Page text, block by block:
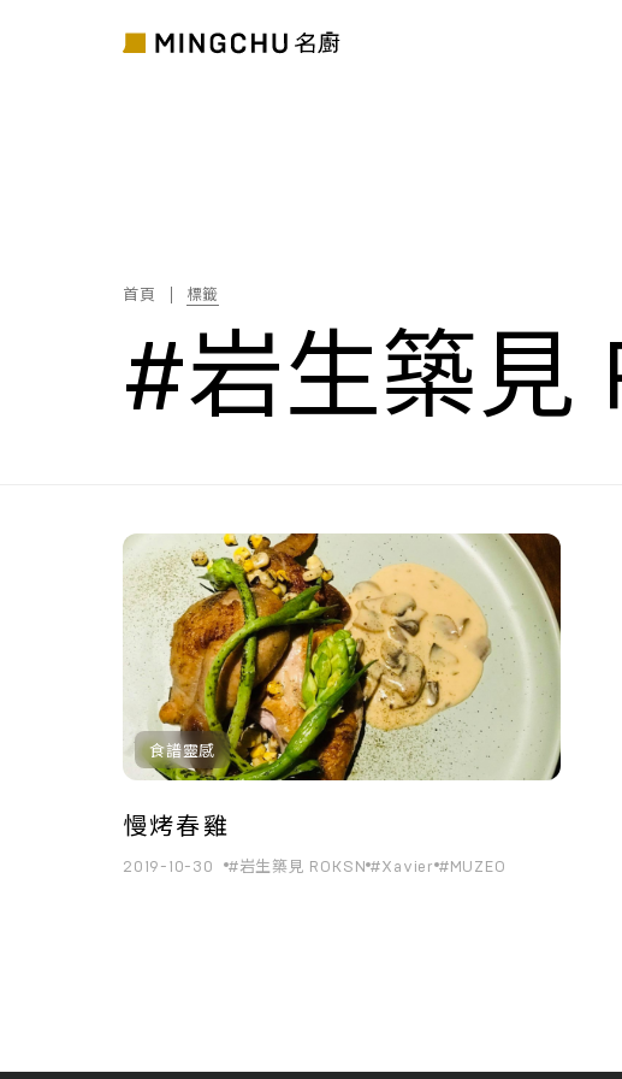
首頁 標籤
#岩生築見
共1筆搜尋結果
食譜靈感
慢烤春雞
2019-10-30 #岩生築見 ROKSN #Xavier #MUZEO